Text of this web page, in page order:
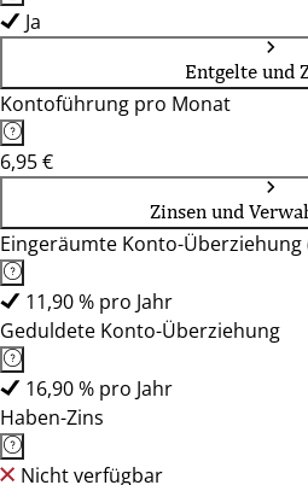
Ja
Entgelte und
Kontoführung pro Monat
6,95 €
Zinsen und
Eingeräumte Konto-Überziehung
11,90 % pro Jahr
Geduldete Konto-Überziehung
16,90 % pro Jahr
Haben-Zins
Nicht verfügbar